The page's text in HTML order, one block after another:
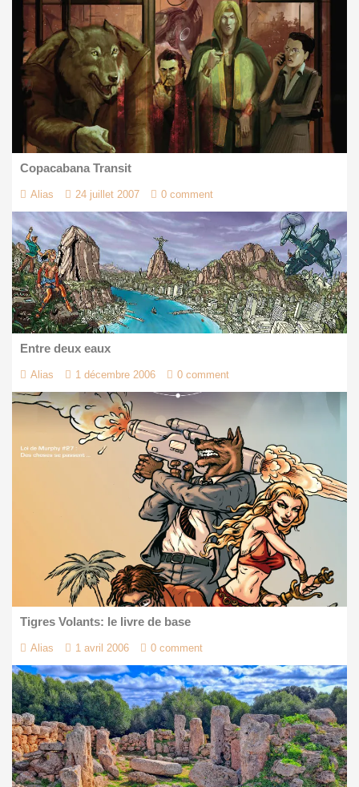
Copacabana Transit
Alias 24 juillet 2007 0 comment
Entre deux eaux
Alias 1 décembre 2006 0 comment
Tigres Volants: le livre de base
Alias 1 avril 2006 0 comment